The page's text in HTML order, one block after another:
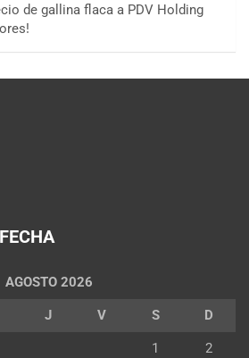
de gallina flaca a PDV Holding
AGOSTO 2026
J V S D
1 2